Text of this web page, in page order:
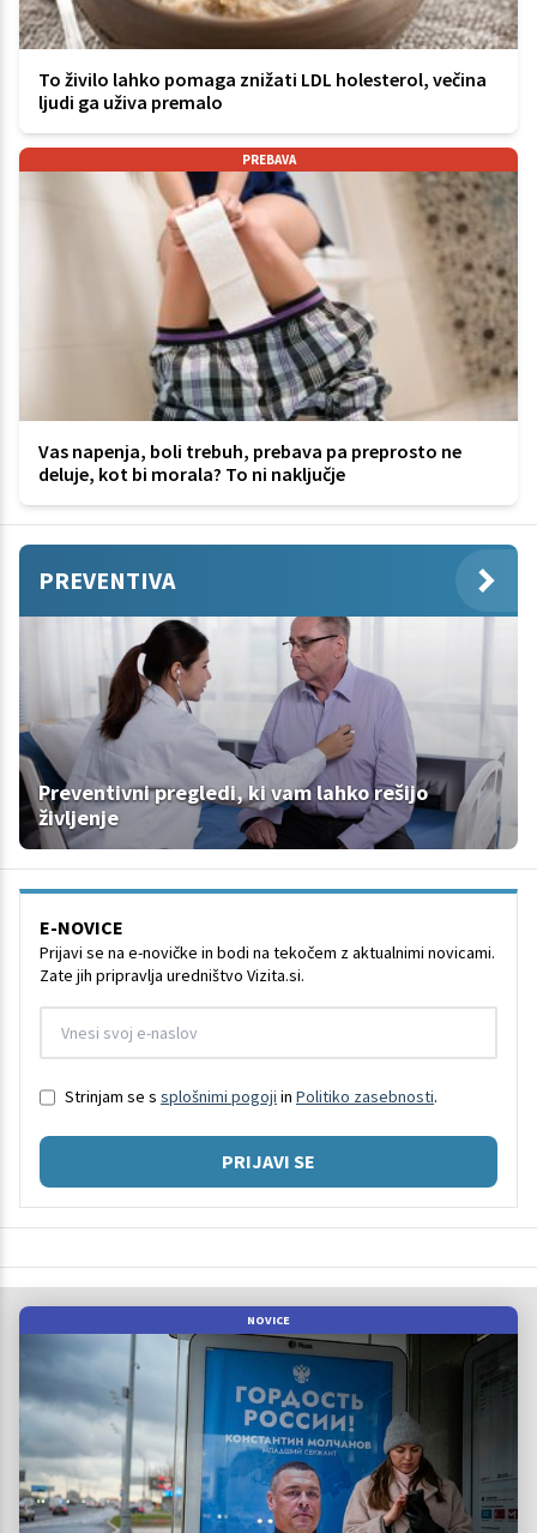
To živilo lahko pomaga znižati LDL holesterol, večina
ljudi ga uživa premalo
PREBAVA
Vas napenja, boli trebuh, prebava pa preprosto ne
deluje, kot bi morala? To ni naključje
PREVENTIVA
Preventivni pregledi, ki vam lahko rešijo
življenje
E-NOVICE
Prijavi se na e-novičke in bodi na tekočem z aktualnimi novicami.
Zate jih pripravlja uredništvo Vizita.si.
Strinjam se s splošnimi pogoji in Politiko zasebnosti.
PRIJAVI SE
NOVICE